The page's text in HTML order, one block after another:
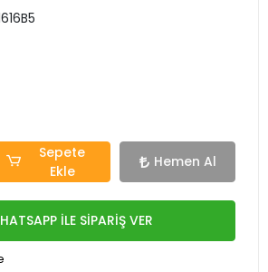
Sepete
Ekle
Hemen Al
İLE SİPARİŞ VER